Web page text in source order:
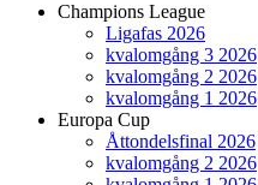
Champions League
Ligafas 2026
kvalomgång 3 2026
kvalomgång 2 2026
kvalomgång 1 2026
Europa Cup
Åttondelsfinal 2026
kvalomgång 2 2026